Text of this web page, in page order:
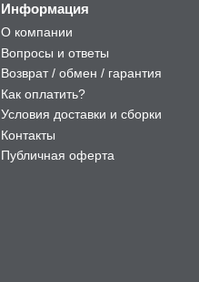
Информация
О компании
Вопросы и ответы
Возврат / обмен / гарантия
Как оплатить?
Условия доставки и сборки
Контакты
Публичная оферта